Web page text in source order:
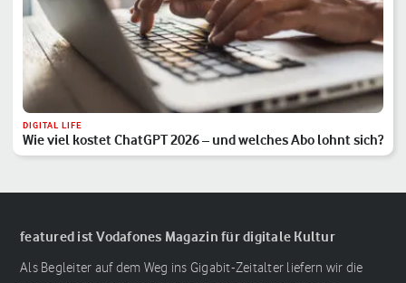
DIGITAL LIFE
Wie viel kostet ChatGPT 2026 – und welches Abo lohnt sich?
featured ist Vodafones Magazin für digitale Kultur
Als Begleiter auf dem Weg ins Gigabit-Zeitalter liefern wir die